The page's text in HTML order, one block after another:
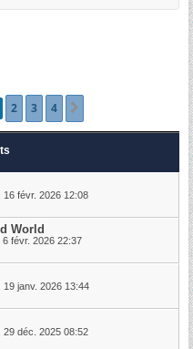
2 3 4
16 févr. 2026 12:08
World
6 févr. 2026 22:37
19 janv. 2026 13:44
29 déc. 2025 08:52